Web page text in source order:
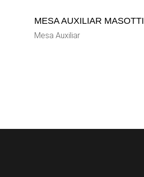
MESA AUXILIAR MASOTTI
Mesa Auxiliar